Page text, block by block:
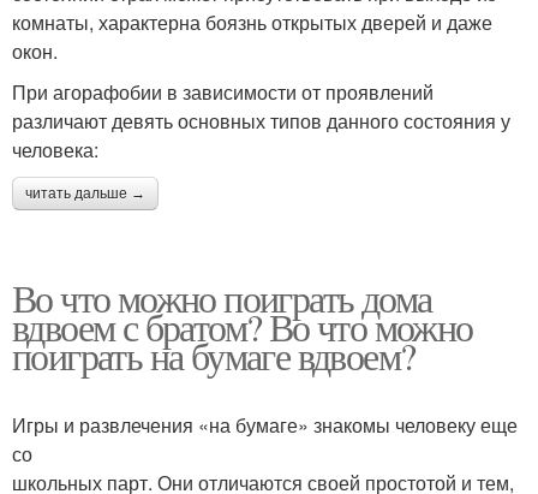
комнаты, характерна боязнь открытых дверей и даже
окон.
При агорафобии в зависимости от проявлений
различают девять основных типов данного состояния у
человека:
читать дальше →
Во что можно поиграть дома
вдвоем с братом? Во что можно
поиграть на бумаге вдвоем?
Игры и развлечения «на бумаге» знакомы человеку еще
со
школьных парт. Они отличаются своей простотой и тем,